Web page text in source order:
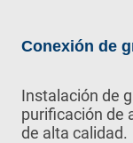
Conexión de
Instalación de
purificación de
de alta calidad.